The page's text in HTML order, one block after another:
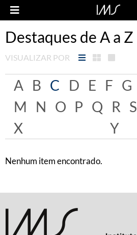
Destaques de A a Z
VISUALIZAR POR
A B C D E F G
M
N O P Q R S
X
Y
Nenhum item encontrado.